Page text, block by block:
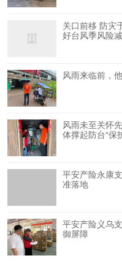
关口前移 防灾
好台风季风险
风雨来临前，
风雨未至关怀
体撑起防台“保
平安产险永康
准落地
平安产险义乌
御屏障